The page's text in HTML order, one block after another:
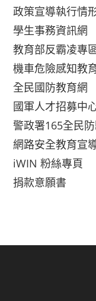
政策宣導執行情
學生事務資訊網
教育部反霸凌專
機車危險感知教
全民國防教育網
國軍人才招募中
警政署165全民
網路安全教育宣
iWIN 粉絲專頁
捐款意願書